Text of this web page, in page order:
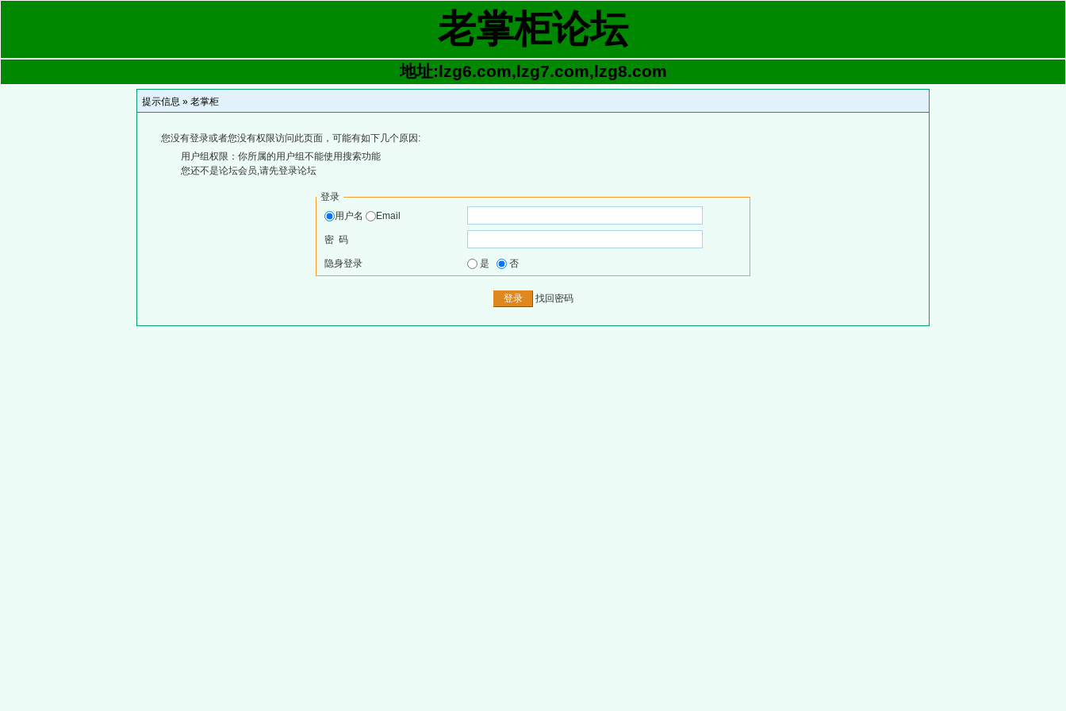
老掌柜论坛
地址:lzg6.com,lzg7.com,lzg8.com
提示信息 » 老掌柜
您没有登录或者您没有权限访问此页面，可能有如下几个原因:
用户组权限：你所属的用户组不能使用搜索功能
您还不是论坛会员,请先登录论坛
登录
用户名
Email
密 码
隐身登录 是 否
找回密码